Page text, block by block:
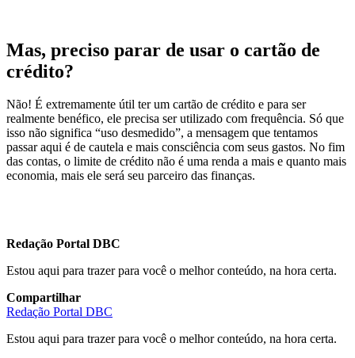
Mas, preciso parar de usar o cartão de
crédito?
Não! É extremamente útil ter um cartão de crédito e para ser
realmente benéfico, ele precisa ser utilizado com frequência. Só que
isso não significa “uso desmedido”, a mensagem que tentamos
passar aqui é de cautela e mais consciência com seus gastos. No fim
das contas, o limite de crédito não é uma renda a mais e quanto mais
economia, mais ele será seu parceiro das finanças.
Redação Portal DBC
Estou aqui para trazer para você o melhor conteúdo, na hora certa.
Compartilhar
Redação Portal DBC
Estou aqui para trazer para você o melhor conteúdo, na hora certa.